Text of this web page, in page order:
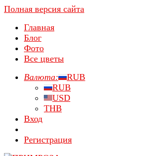
Полная версия сайта
Главная
Блог
Фото
Все цветы
Валюта:
RUB
RUB
USD
THB
Вход
Регистрация